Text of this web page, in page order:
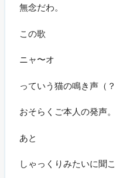
無念だわ。
この歌
ニャ〜オ
っていう猫の鳴き声（
おそらくご本人の発声。
あと
しゃっくりみたいに聞